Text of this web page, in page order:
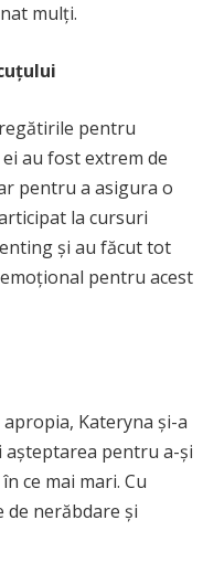
mulți.
pentru
au fost extrem de
pentru a asigura o
la cursuri
și au făcut tot
pentru acest
Kateryna și-a
așteptarea pentru a-și
ce mai mari. Cu
de nerăbdare și